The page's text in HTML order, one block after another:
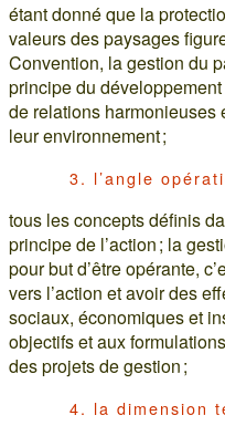
étant donné que la
valeurs des paysages
Convention, la gestion du
principe du
de relations harmonieuses
leur environnement ;
3. l’angle
tous les concepts définis
principe de l’action ; la
pour but d’être opérante,
vers l’action et avoir des
sociaux, économiques et
objectifs et aux
des projets de gestion ;
4. la dimension